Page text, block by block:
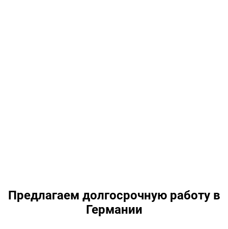
Предлагаем долгосрочную работу в
Германии